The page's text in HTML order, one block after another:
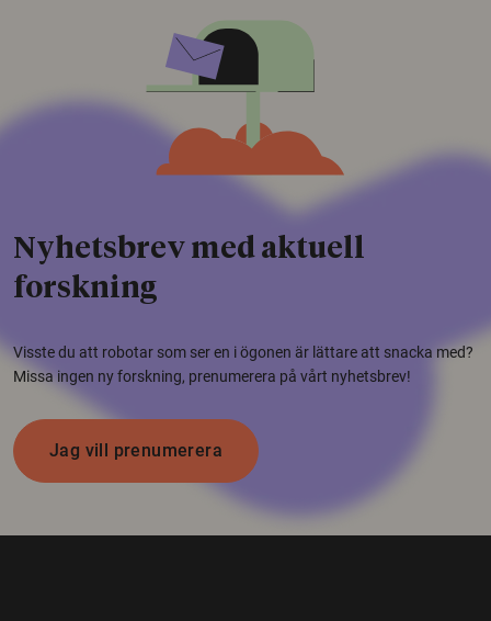
Nyhetsbrev med aktuell
forskning
Visste du att robotar som ser en i ögonen är lättare att snacka med?
Missa ingen ny forskning, prenumerera på vårt nyhetsbrev!
Jag vill prenumerera